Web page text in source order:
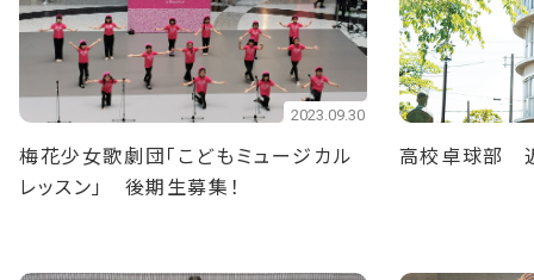
2023.09.30
梅花少女歌劇団「こどもミュージカル
レッスン」 後期生募集！
高校卓球部